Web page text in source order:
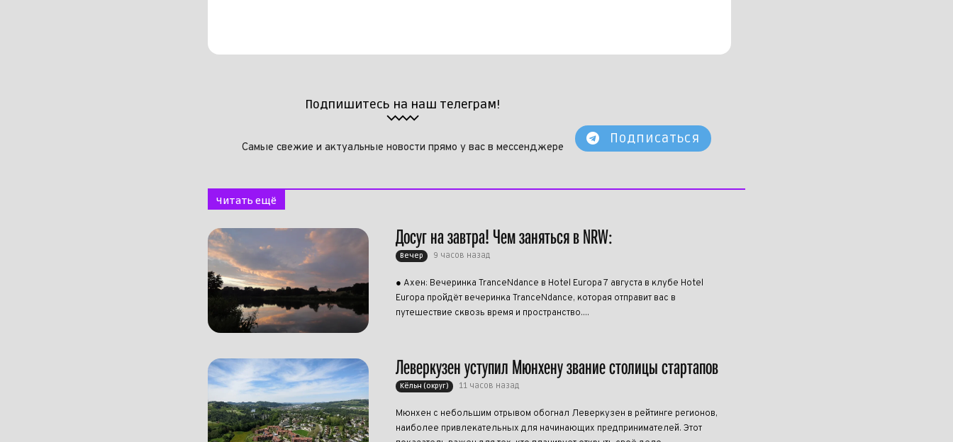
Подпишитесь на наш телеграм!
Самые свежие и актуальные новости прямо у вас в мессенджере
Подписаться
Читать ещё
Досуг на завтра! Чем заняться в NRW:
Вечер 9 часов назад
● Ахен: Вечеринка TranceNdance в Hotel Europa 7 августа в клубе Hotel
Europa пройдёт вечеринка TranceNdance, которая отправит вас в
путешествие сквозь время и пространство....
Леверкузен уступил Мюнхену звание столицы стартапов
Кёльн (округ) 11 часов назад
Мюнхен с небольшим отрывом обогнал Леверкузен в рейтинге регионов,
наиболее привлекательных для начинающих предпринимателей. Этот